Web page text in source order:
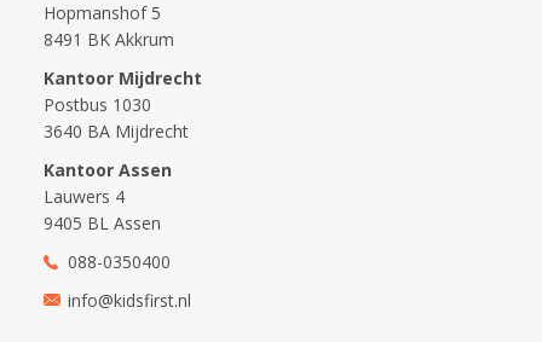
Hopmanshof 5
8491 BK Akkrum
Kantoor Mijdrecht
Postbus 1030
3640 BA Mijdrecht
Kantoor Assen
Lauwers 4
9405 BL Assen
088-0350400
info@kidsfirst.nl